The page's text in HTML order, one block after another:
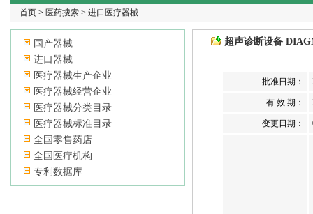
首页 > 医药搜索 > 进口医疗器械
国产器械
进口器械
医疗器械生产企业
医疗器械经营企业
医疗器械分类目录
医疗器械标准目录
全国零售药店
全国医疗机构
专利数据库
超声诊断设备
批准日期：
有 效 期：
变更日期：